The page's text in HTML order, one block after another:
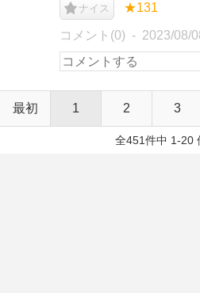
ナイス ★131
コメント(0) 2023/08/
最初 1 2 3
全451件中 1-20